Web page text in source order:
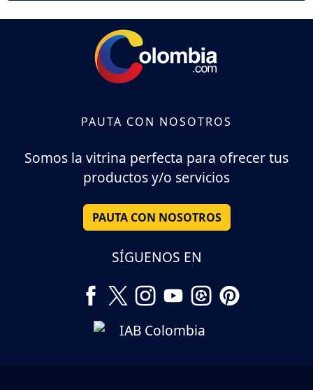
PAUTA CON NOSOTROS
Somos la vitrina perfecta para ofrecer tus
productos y/o servicios
PAUTA CON NOSOTROS
SÍGUENOS EN